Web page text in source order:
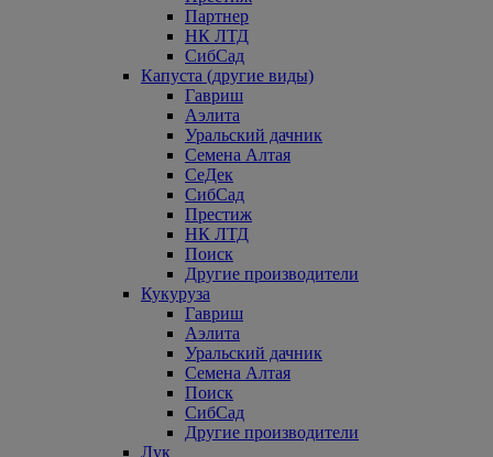
Партнер
НК ЛТД
СибСад
Капуста (другие виды)
Гавриш
Аэлита
Уральский дачник
Семена Алтая
СеДек
СибСад
Престиж
НК ЛТД
Поиск
Другие производители
Кукуруза
Гавриш
Аэлита
Уральский дачник
Семена Алтая
Поиск
СибСад
Другие производители
Лук